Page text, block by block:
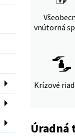
vnútorná
Krízové
Úradná